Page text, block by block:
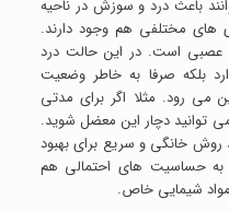
باعث درد و سوزش در ناحیه
های مختلفی هم وجود دارند.
عصبی است. در این حالت درد
بلکه صرفا به خاطر وضعیت
رود. مثلا اگر برای مدتی
توانید دچار این معضل شوید.
خانگی و سریع برای بهبود
به حساسیت های احتمالی هم
شیمایی خاص.